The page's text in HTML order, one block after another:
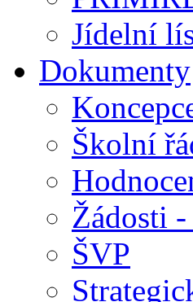
Jídelní
Dokumenty
Školní
Žádosti
ŠVP